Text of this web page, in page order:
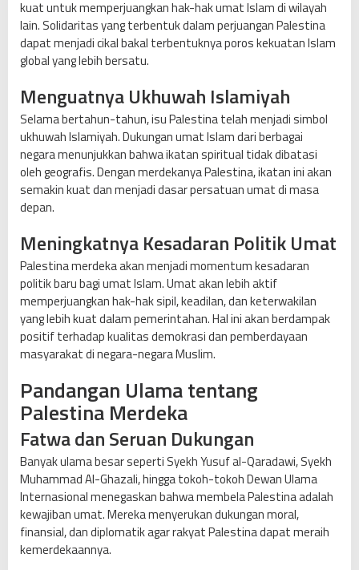
kuat untuk memperjuangkan hak-hak umat Islam di wilayah
lain. Solidaritas yang terbentuk dalam perjuangan Palestina
dapat menjadi cikal bakal terbentuknya poros kekuatan Islam
global yang lebih bersatu.
Menguatnya Ukhuwah Islamiyah
Selama bertahun-tahun, isu Palestina telah menjadi simbol
ukhuwah Islamiyah. Dukungan umat Islam dari berbagai
negara menunjukkan bahwa ikatan spiritual tidak dibatasi
oleh geografis. Dengan merdekanya Palestina, ikatan ini akan
semakin kuat dan menjadi dasar persatuan umat di masa
depan.
Meningkatnya Kesadaran Politik Umat
Palestina merdeka akan menjadi momentum kesadaran
politik baru bagi umat Islam. Umat akan lebih aktif
memperjuangkan hak-hak sipil, keadilan, dan keterwakilan
yang lebih kuat dalam pemerintahan. Hal ini akan berdampak
positif terhadap kualitas demokrasi dan pemberdayaan
masyarakat di negara-negara Muslim.
Pandangan Ulama tentang
Palestina Merdeka
Fatwa dan Seruan Dukungan
Banyak ulama besar seperti Syekh Yusuf al-Qaradawi, Syekh
Muhammad Al-Ghazali, hingga tokoh-tokoh Dewan Ulama
Internasional menegaskan bahwa membela Palestina adalah
kewajiban umat. Mereka menyerukan dukungan moral,
finansial, dan diplomatik agar rakyat Palestina dapat meraih
kemerdekaannya.